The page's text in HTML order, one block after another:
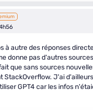
à autre des réponses
donne pas d'autres
que sans sources
StackOverflow. J'ai
GPT4 car les infos